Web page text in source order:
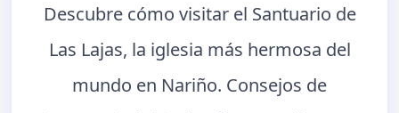
Descubre cómo visitar el Santuario de
Las Lajas, la iglesia más hermosa del
mundo en Nariño. Consejos de